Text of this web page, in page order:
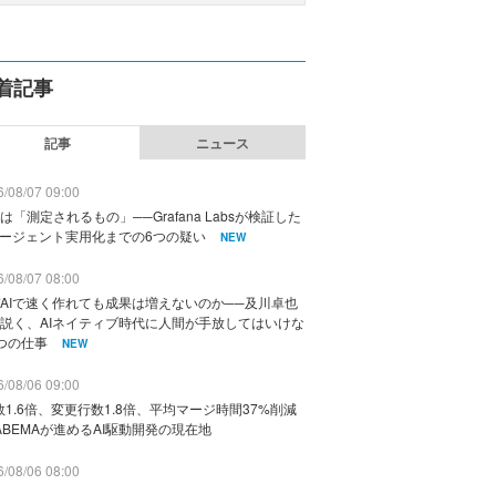
記事
記事 ニュース
08/07 09:00
「測定されるもの」──Grafana Labsが検証した
ジェント実用化までの6つの疑い
NEW
08/07 08:00
で速く作れても成果は増えないのか──及川卓也
く、AIネイティブ時代に人間が手放してはいけな
の仕事
NEW
08/06 09:00
1.6倍、変更行数1.8倍、平均マージ時間37%削減
が進めるAI駆動開発の現在地
08/06 08:00